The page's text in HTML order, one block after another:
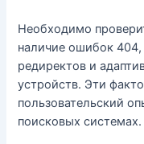
Необходимо
наличие ошибок
редиректов и
устройств. Эти
пользовательский
поисковых системах.